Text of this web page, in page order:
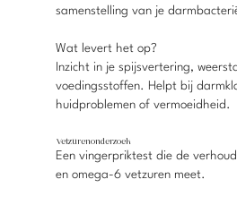
samenstelling van je
Wat levert het op?
Inzicht in je spijsvertering,
voedingsstoffen. Helpt bij
huidproblemen of vermoeidheid.
Vetzurenonderzoek
Een vingerpriktest die de
en omega-6 vetzuren meet.